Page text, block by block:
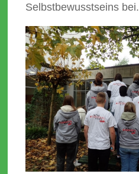
Selbstbewusstseins bei.